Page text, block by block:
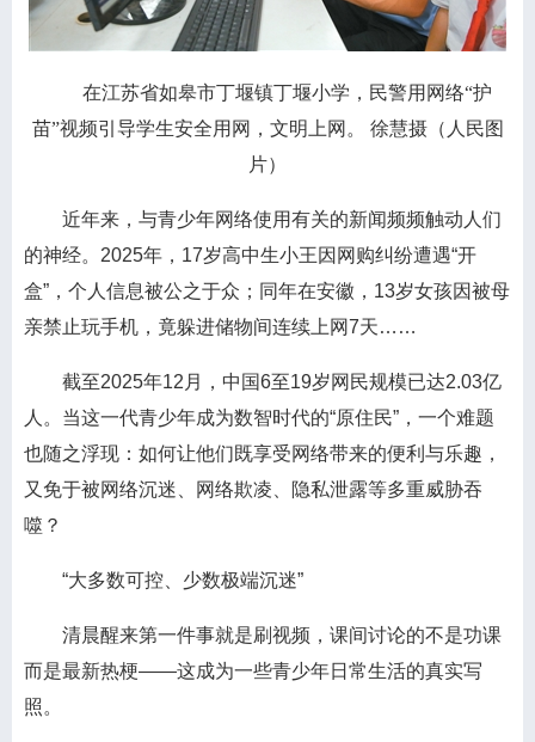
在江苏省如皋市丁堰镇丁堰小学，民警用网络“护
苗”视频引导学生安全用网，文明上网。 徐慧摄（人民图
片）
近年来，与青少年网络使用有关的新闻频频触动人们
的神经。2025年，17岁高中生小王因网购纠纷遭遇“开
盒”，个人信息被公之于众；同年在安徽，13岁女孩因被母
亲禁止玩手机，竟躲进储物间连续上网7天……
截至2025年12月，中国6至19岁网民规模已达2.03亿
人。当这一代青少年成为数智时代的“原住民”，一个难题
也随之浮现：如何让他们既享受网络带来的便利与乐趣，
又免于被网络沉迷、网络欺凌、隐私泄露等多重威胁吞
噬？
“大多数可控、少数极端沉迷”
清晨醒来第一件事就是刷视频，课间讨论的不是功课
而是最新热梗——这成为一些青少年日常生活的真实写
照。